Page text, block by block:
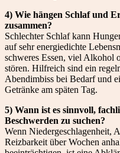
4) Wie hängen Schlaf und
zusammen?
Schlechter Schlaf kann
auf sehr energiedichte
schweres Essen, viel Alkohol
stören. Hilfreich sind ein
Abendimbiss bei Bedarf und
Getränke am späten Tag.
5) Wann ist es sinnvoll,
Beschwerden zu suchen?
Wenn Niedergeschlagenheit,
Reizbarkeit über Wochen